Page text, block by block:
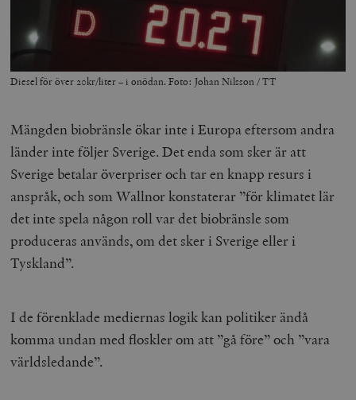
Diesel för över 20kr/liter – i onödan. Foto: Johan Nilsson / TT
Mängden biobränsle ökar inte i Europa eftersom andra
länder inte följer Sverige. Det enda som sker är att
Sverige betalar överpriser och tar en knapp resurs i
anspråk, och som Wallnor konstaterar ”för klimatet lär
det inte spela någon roll var det biobränsle som
produceras används, om det sker i Sverige eller i
Tyskland”.
I de förenklade mediernas logik kan politiker ändå
komma undan med floskler om att ”gå före” och ”vara
världsledande”.